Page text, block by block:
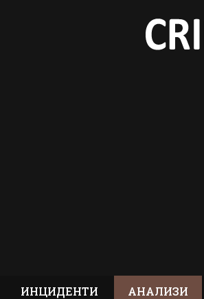
ИНЦИДЕНТИ АНАЛИЗИ